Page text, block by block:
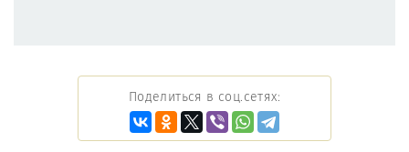
Поделиться в соц.сетях: